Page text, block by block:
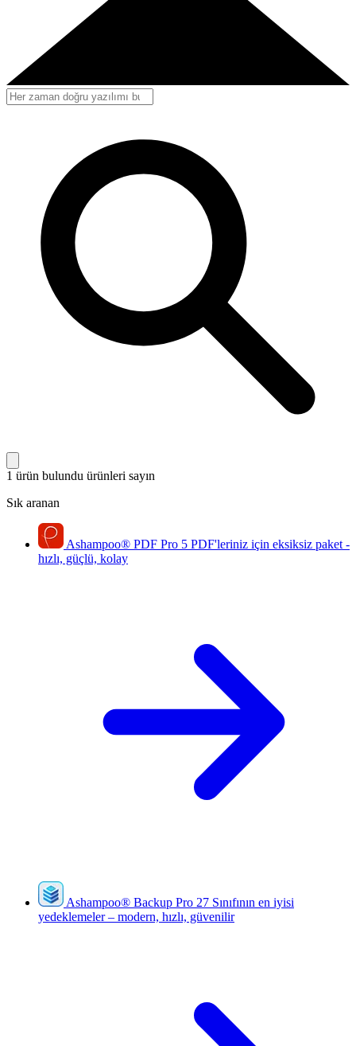
1 ürün bulundu ürünleri sayın
Sık aranan
Ashampoo® PDF Pro 5 PDF'leriniz için eksiksiz paket -
hızlı, güçlü, kolay
Ashampoo® Backup Pro 27 Sınıfının en iyisi
yedeklemeler – modern, hızlı, güvenilir